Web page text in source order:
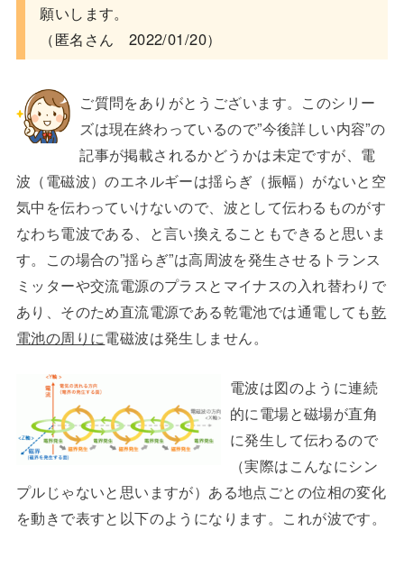
願いします。
（匿名さん 2022/01/20）
ご質問をありがとうございます。このシリー
ズは現在終わっているので”今後詳しい内容”の
記事が掲載されるかどうかは未定ですが、電
波（電磁波）のエネルギーは揺らぎ（振幅）がないと空
気中を伝わっていけないので、波として伝わるものがす
なわち電波である、と言い換えることもできると思いま
す。この場合の”揺らぎ”は高周波を発生させるトランス
ミッターや交流電源のプラスとマイナスの入れ替わりで
あり、そのため直流電源である乾電池では通電しても乾
電池の周りに電磁波は発生しません。
電波は図のように連続
的に電場と磁場が直角
に発生して伝わるので
（実際はこんなにシン
プルじゃないと思いますが）ある地点ごとの位相の変化
を動きで表すと以下のようになります。これが波です。